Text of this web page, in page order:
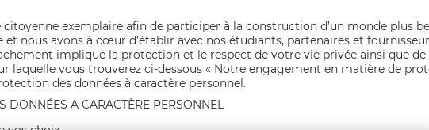
citoyenne exemplaire afin de participer à la construction d’un monde plus
nous avons à cœur d’établir avec nos étudiants, partenaires et
implique la protection et le respect de votre vie privée ainsi que
laquelle vous trouverez ci-dessous « Notre engagement en matière de
des données à caractère personnel.
DONNÉES A CARACTÈRE PERSONNEL